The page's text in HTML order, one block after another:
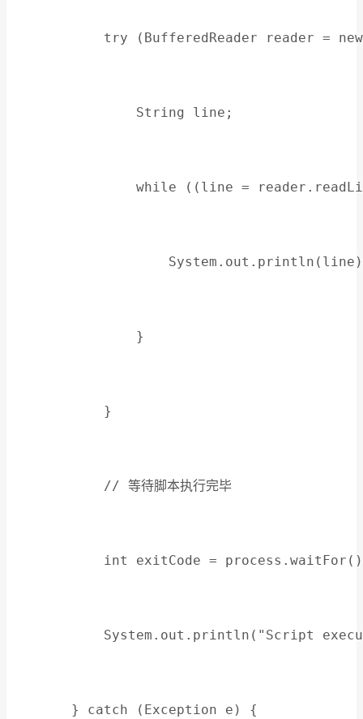
try (BufferedReader reader =
                String line;
while ((line =
                }
            }
            // 等待脚本执行完毕
int exitCode =
System.out.println("Script
        } catch (Exception e) {